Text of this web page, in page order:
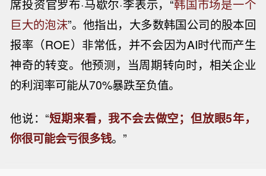
席投资官罗布·马歇尔·李表示，“韩国市场是一个
巨大的泡沫”。他指出，大多数韩国公司的股本回
报率（ROE）非常低，并不会因为AI时代而产生
神奇的转变。他预测，当周期转向时，相关企业
的利润率可能从70%暴跌至负值。
他说：“短期来看，我不会去做空；但放眼5年，
你很可能会亏很多钱。”
【IMF驻华首席代表：中国服务消费增
长强劲，且“后劲十足”】国际货币基金
近日称，中国服务消费一直在强劲增
长，IMF相信该领域仍有相当大的扩展
空间，这也是随着经济体收入水平提高
案》进行投票。
纽约原油暗盘突破77美元，日内涨超0.
5%。